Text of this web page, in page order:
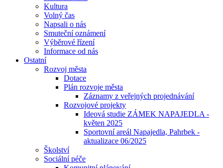
Kultura
Volný čas
Napsali o nás
Smuteční oznámení
Výběrové řízení
Informace od nás
Ostatní
Rozvoj města
Dotace
Plán rozvoje města
Záznamy z veřejných projednávání
Rozvojové projekty
Ideová studie ZÁMEK NAPAJEDLA -
květen 2025
Sportovní areál Napajedla, Pahrbek -
aktualizace 06/2025
Školství
Sociální péče